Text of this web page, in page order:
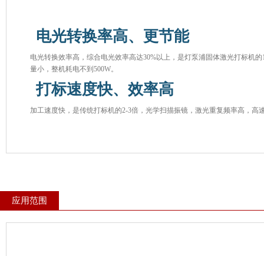
电光转换率高、更节能
电光转换效率高，综合电光效率高达30%以上，是灯泵浦固体激光打标机的
量小，整机耗电不到500W。
打标速度快、效率高
加工速度快，是传统打标机的2-3倍，光学扫描振镜，激光重复频率高，高
应用范围